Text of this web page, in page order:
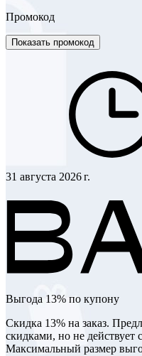
Промокод
Показать промокод
31 августа 2026 г.
Выгода 13% по купону
Скидка 13% на заказ.
скидками, но не действует
Максимальный размер